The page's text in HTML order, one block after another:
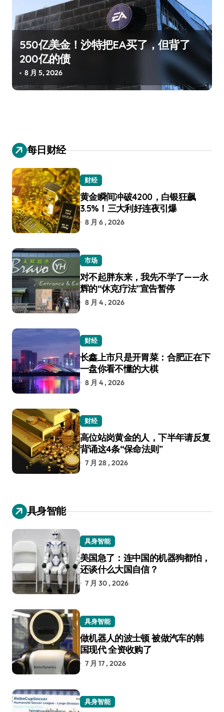
550亿美金！沙特把EA买了，但背了
200亿的债
8 月 5, 2026
每日财经
财经
黄金瞬间冲破4200，白银狂飙
3.5%！三大利好连夜引爆
8 月 6 , 2026
市场
对不起胖东来，我先不学了——永
辉的“休克疗法”宣告暂停
8 月 4 , 2026
财经
长鑫上市只是开胃菜：合肥正在下
一盘你看不懂的大棋
8 月 4 , 2026
财经
高位站岗黄金的人，下半年请反复
背诵这4条“保命法则”
7 月 28 , 2026
具身智能
具身智能
美国急了：连中国的机器狗都怕，
还谈什么大国自信？
7 月 30 , 2026
具身智能
做机器人的波士顿 被做汽车的韩
国现代 全资收购了
7 月 17 , 2026
具身智能